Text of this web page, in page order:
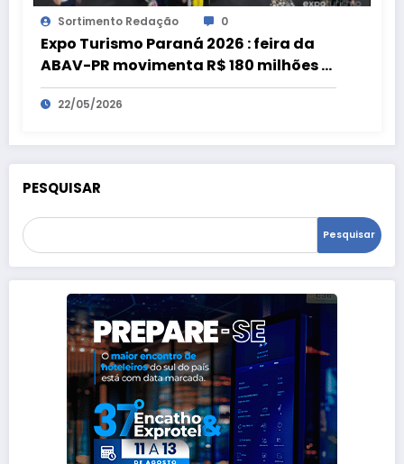
Sortimento Redação 0
Expo Turismo Paraná 2026 : feira da
ABAV-PR movimenta R$ 180 milhões e
bate recorde
22/05/2026
PESQUISAR
Pesquisar